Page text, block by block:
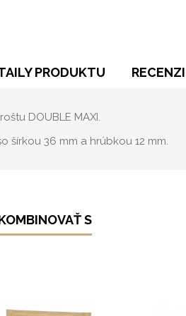
PRODUKTU
DOUBLE MAXI.
šírkou 36 mm a hrúbkou 12 mm.
S